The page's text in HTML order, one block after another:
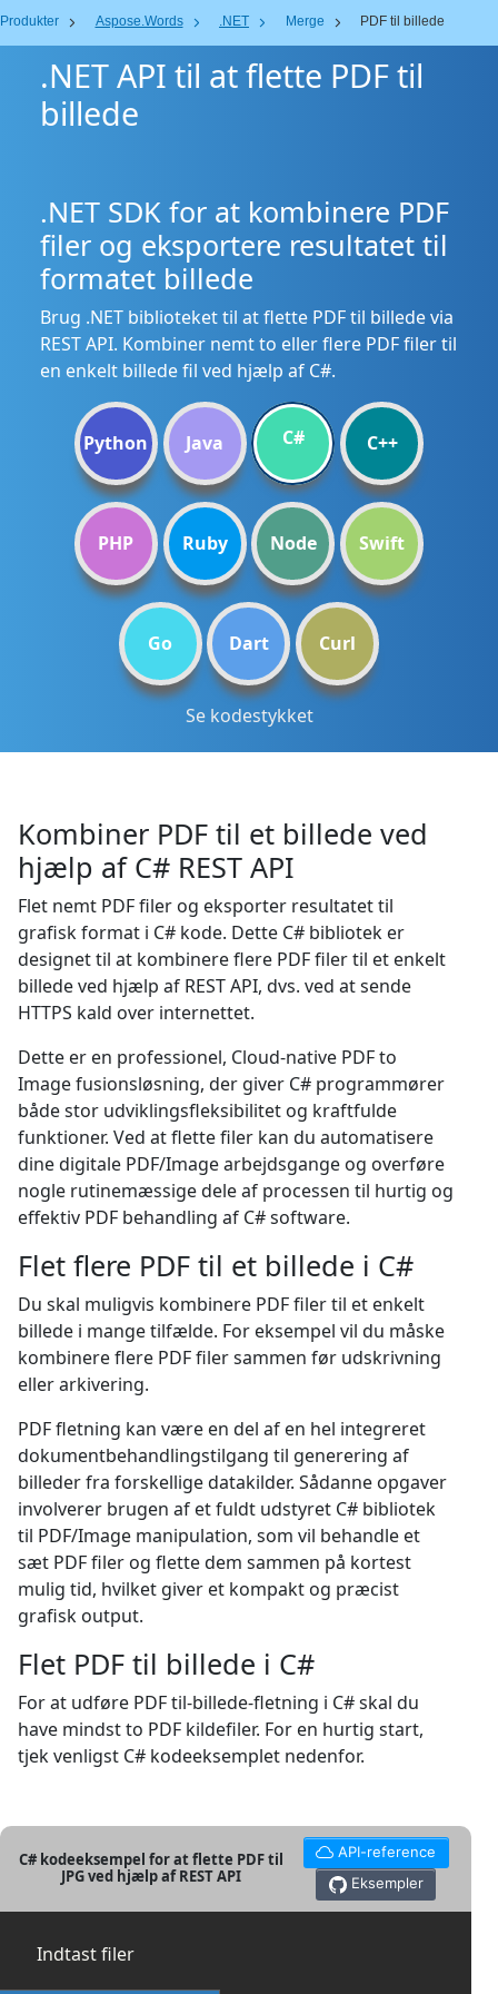
Produkter Aspose.Words .NET Merge PDF til billede
.NET API til at flette PDF til
billede
.NET SDK for at kombinere PDF
filer og eksportere resultatet til
formatet billede
Brug .NET biblioteket til at flette PDF til billede via
REST API. Kombiner nemt to eller flere PDF filer til
en enkelt billede fil ved hjælp af C#.
Python Java C# C++
PHP Ruby Node Swift
Go Dart Curl
Se kodestykket
Kombiner PDF til et billede ved
hjælp af C# REST API
Flet nemt PDF filer og eksporter resultatet til
grafisk format i C# kode. Dette C# bibliotek er
designet til at kombinere flere PDF filer til et enkelt
billede ved hjælp af REST API, dvs. ved at sende
HTTPS kald over internettet.
Dette er en professionel, Cloud-native PDF to
Image fusionsløsning, der giver C# programmører
både stor udviklingsfleksibilitet og kraftfulde
funktioner. Ved at flette filer kan du automatisere
dine digitale PDF/Image arbejdsgange og overføre
nogle rutinemæssige dele af processen til hurtig og
effektiv PDF behandling af C# software.
Flet flere PDF til et billede i C#
Du skal muligvis kombinere PDF filer til et enkelt
billede i mange tilfælde. For eksempel vil du måske
kombinere flere PDF filer sammen før udskrivning
eller arkivering.
PDF fletning kan være en del af en hel integreret
dokumentbehandlingstilgang til generering af
billeder fra forskellige datakilder. Sådanne opgaver
involverer brugen af et fuldt udstyret C# bibliotek
til PDF/Image manipulation, som vil behandle et
sæt PDF filer og flette dem sammen på kortest
mulig tid, hvilket giver et kompakt og præcist
grafisk output.
Flet PDF til billede i C#
For at udføre PDF til-billede-fletning i C# skal du
have mindst to PDF kildefiler. For en hurtig start,
tjek venligst C# kodeeksemplet nedenfor.
C# kodeeksempel for at flette PDF til
JPG ved hjælp af REST API
API-reference
Eksempler
Indtast filer